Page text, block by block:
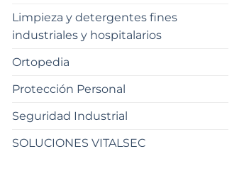
Limpieza y detergentes fines
industriales y hospitalarios
Ortopedia
Protección Personal
Seguridad Industrial
SOLUCIONES VITALSEC